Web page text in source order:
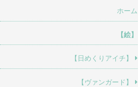
ホーム
【絵】
【日めくりアイチ】
【ヴァンガード】